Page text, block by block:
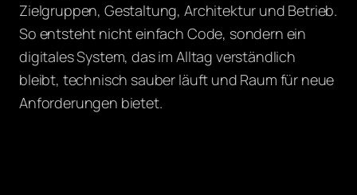
Zielgruppen, Gestaltung, Architektur und Betrieb.
So entsteht nicht einfach Code, sondern ein
digitales System, das im Alltag verständlich
bleibt, technisch sauber läuft und Raum für neue
Anforderungen bietet.